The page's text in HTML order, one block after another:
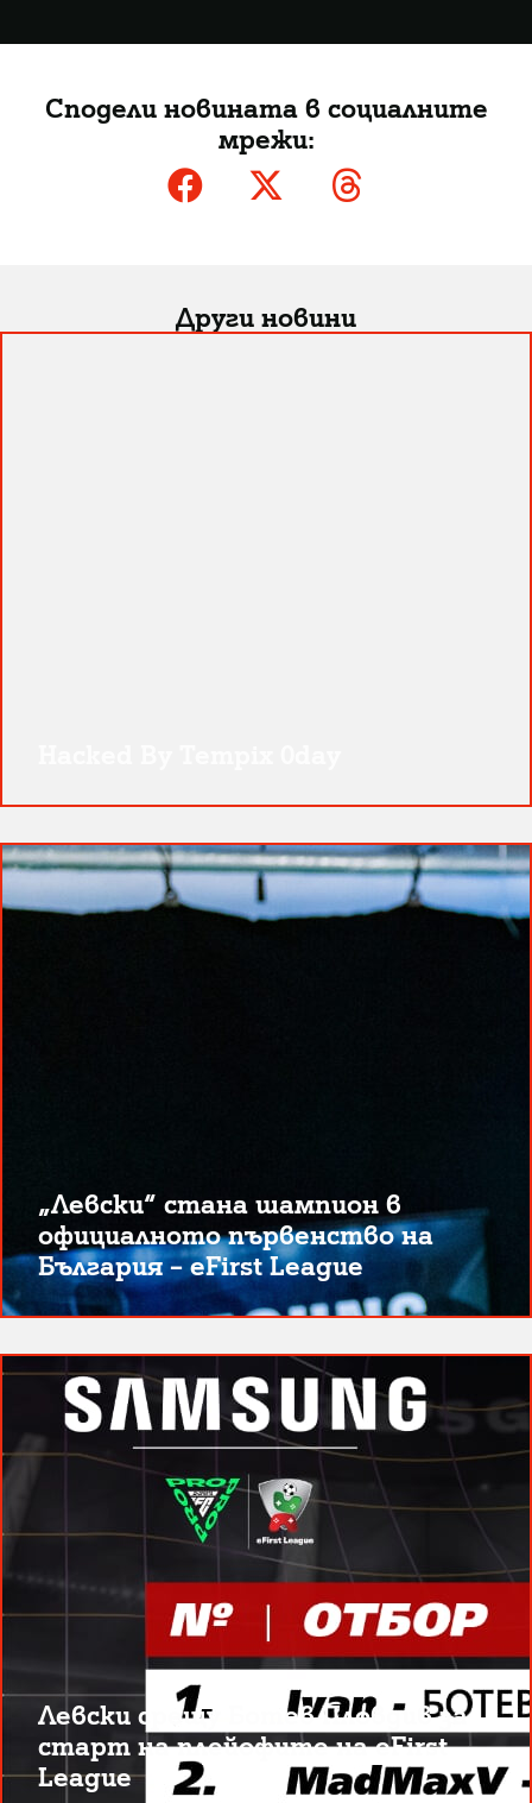
Сподели новината в социалните
мрежи:
Други новини
„Левски“ стана шампион в
официалното първенство на
България – eFirst League
Левски срещу Ботев Пловдив за
старт на плейофите на eFirst
League